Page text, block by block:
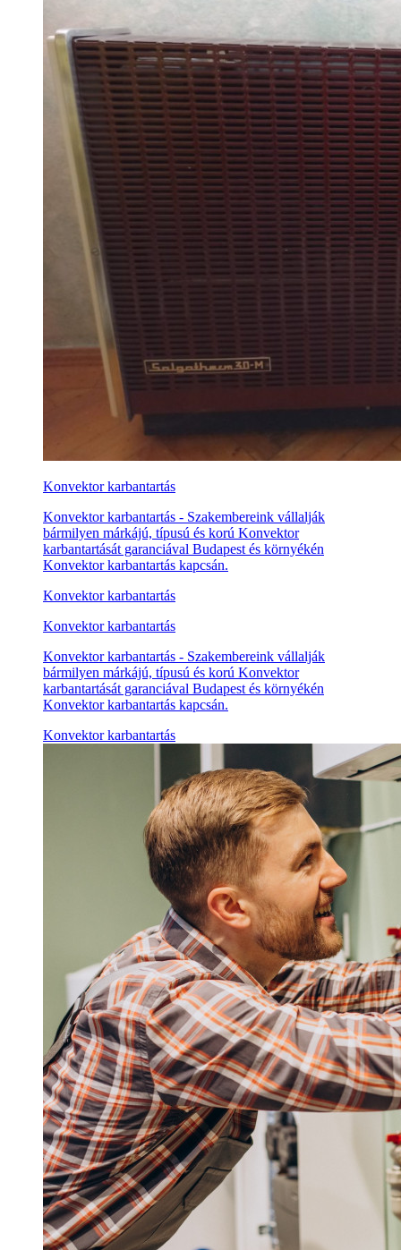
Konvektor karbantartás
Konvektor karbantartás - Szakembereink vállalják
bármilyen márkájú, típusú és korú Konvektor
karbantartását garanciával Budapest és környékén
Konvektor karbantartás kapcsán.
Konvektor karbantartás
Konvektor karbantartás
Konvektor karbantartás - Szakembereink vállalják
bármilyen márkájú, típusú és korú Konvektor
karbantartását garanciával Budapest és környékén
Konvektor karbantartás kapcsán.
Konvektor karbantartás